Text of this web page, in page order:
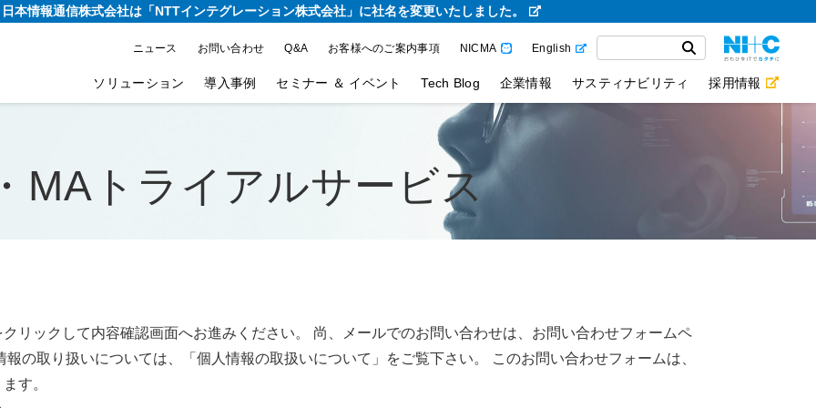
本情報通信株式会社は「NTTインテグレーション株式会社」に社名を変更いたしました。
ニュース お問い合わせ Q&A お客様へのご案内事項 NICMA English
ソリューション 導入事例 セミナー ＆ イベント Tech Blog 企業情報 サスティナビリティ 採用情報
MAトライアルサービス
リックして内容確認画面へお進みください。 尚、メールでのお問い合わせは、お問い合わせフォームペ
の取り扱いについては、「個人情報の取扱いについて」をご覧下さい。 このお問い合わせフォームは、
す。